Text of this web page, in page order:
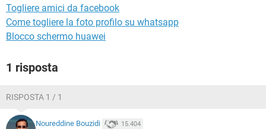
Togliere amici da facebook
Come togliere la foto profilo su whatsapp
Blocco schermo huawei
1 risposta
RISPOSTA 1 / 1
Noureddine Bouzidi 15.404